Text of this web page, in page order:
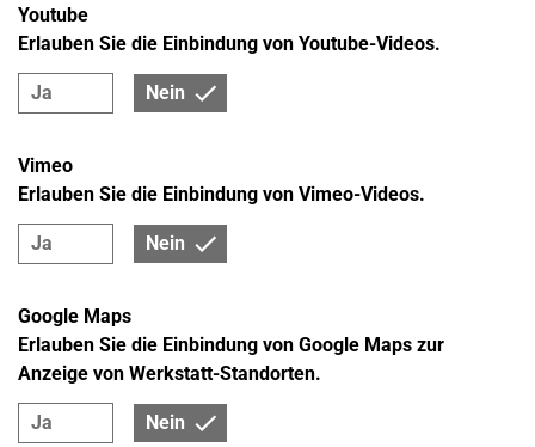
Ja Nein
Youtube
Erlauben Sie die Einbindung von Youtube-Videos.
Ja Nein
Vimeo
Erlauben Sie die Einbindung von Vimeo-Videos.
Ja Nein
Google Maps
Erlauben Sie die Einbindung von Google Maps zur
Anzeige von Werkstatt-Standorten.